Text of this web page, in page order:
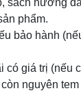
sách hướng
phẩm.
bảo hành
có giá trị (nếu
nguyên